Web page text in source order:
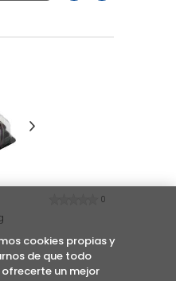
0
cookies propias y
de que todo
un mejor